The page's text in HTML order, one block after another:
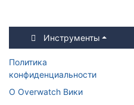
Инструменты
Политика
конфиденциальности
О Overwatch Вики